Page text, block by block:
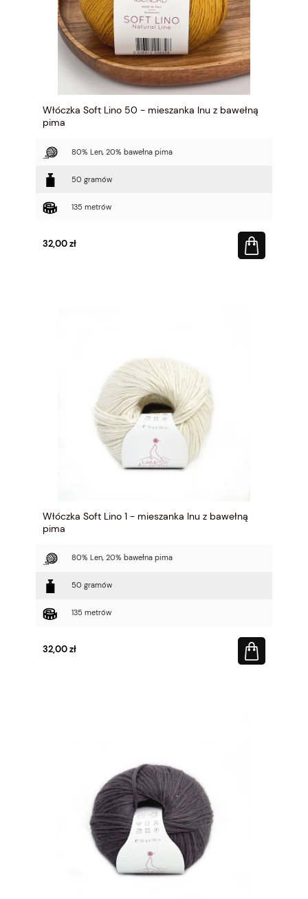
Włóczka Soft Lino 50 - mieszanka lnu z bawełną
pima
80% Len, 20% bawełna pima
50 gramów
135 metrów
32,00 zł
Włóczka Soft Lino 1 - mieszanka lnu z bawełną
pima
80% Len, 20% bawełna pima
50 gramów
135 metrów
32,00 zł